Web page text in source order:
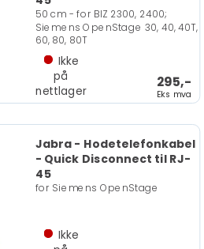
50 cm - for BIZ 2300, 2400;
Siemens OpenStage 30, 40, 40T,
60, 80, 80T
295,-
Eks mva
Ikke
på
nettlager
Jabra - Hodetelefonkabel
- Quick Disconnect til RJ-
45
for Siemens OpenStage
Ikke